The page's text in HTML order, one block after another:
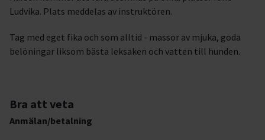
Ludvika. Plats meddelas av instruktören.
Tag med eget fika och som alltid - massor av mjuka, goda
belöningar liksom bästa leksaken och vatten till hunden.
Bra att veta
Anmälan/betalning